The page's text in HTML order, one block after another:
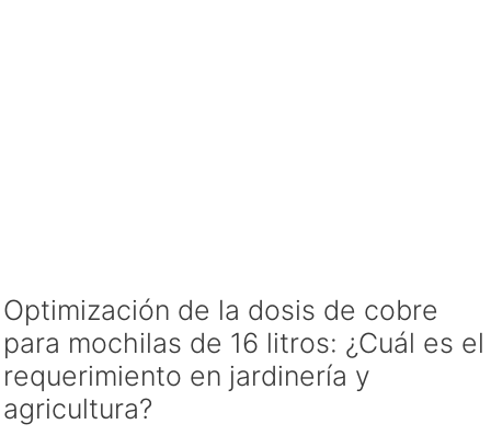
Optimización de la dosis de cobre
para mochilas de 16 litros: ¿Cuál es el
requerimiento en jardinería y
agricultura?